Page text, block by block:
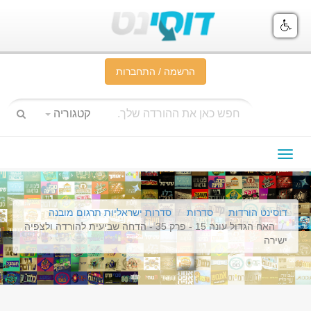
הרשמה / התחברות
קטגוריה
תפריט
ניווט
דוסינט הורדות סדרות
סדרות ישראליות תרגום מובנה
האח הגדול עונה 15 - פרק 35 - הדחה שביעית להורדה ולצפיה
ישירה